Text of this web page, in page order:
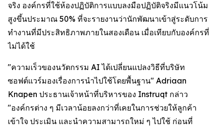
จริง องค์กรที่ใช้ห้องปฏิบัติการแบบลงมือปฏิบัติจริงมีแนวโน้ม
สูงขึ้นประมาณ 50% ที่จะรายงานว่านักพัฒนาเข้าสู่ระดับการ
ทำงานที่มีประสิทธิภาพภายในสองเดือน เมื่อเทียบกับองค์กรที่
ไม่ได้ใช้
"ความเร็วของนวัตกรรม AI ได้เปลี่ยนแปลงวิธีที่บริษัท
ซอฟต์แวร์มองเรื่องการนำไปใช้โดยพื้นฐาน" Adriaan
Knapen ประธานเจ้าหน้าที่บริหารของ Instruqt กล่าว
"องค์กรต่าง ๆ มีเวลาน้อยลงกว่าที่เคยในการช่วยให้ลูกค้า
เข้าใจ ประเมิน และนำความสามารถใหม่ ๆ ไปใช้ ก่อนที่